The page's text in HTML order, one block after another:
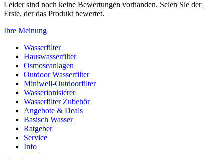
Leider sind noch keine Bewertungen vorhanden. Seien Sie der
Erste, der das Produkt bewertet.
Ihre Meinung
Wasserfilter
Hauswasserfilter
Osmoseanlagen
Outdoor Wasserfilter
Miniwell-Outdoorfilter
Wasserionisierer
Wasserfilter Zubehör
Angebote & Deals
Basisch Wasser
Ratgeber
Service
Info